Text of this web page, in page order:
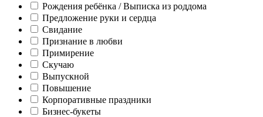
Рождения ребёнка / Выписка из роддома
Предложение руки и сердца
Свидание
Признание в любви
Примирение
Скучаю
Выпускной
Повышение
Корпоративные праздники
Бизнес-букеты